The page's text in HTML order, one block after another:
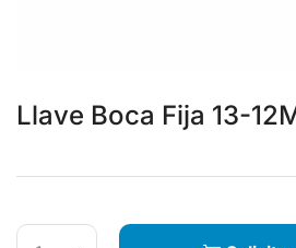
Llave Boca Fija 13-